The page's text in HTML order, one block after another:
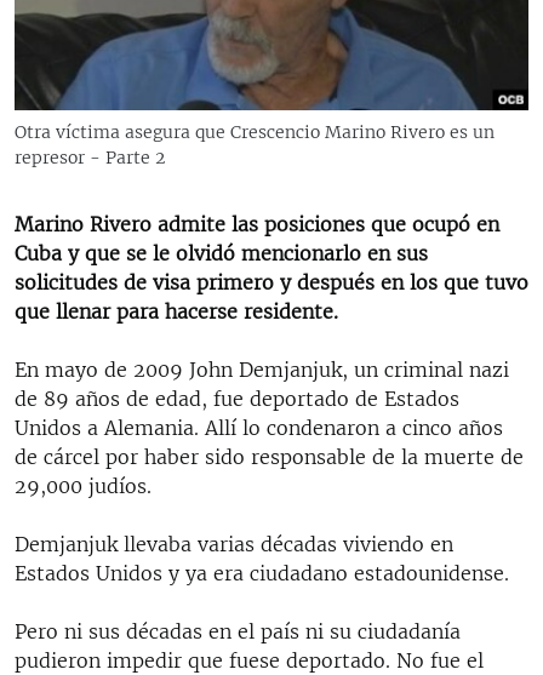
RADIO MARTÍ
ESPECIALES
ESPECIALES
LA REALIDAD DE LA VIVIENDA EN CUBA
LOS SANTOS DE HIALEAH
DESINFORMACIÓN RUSA EN AMÉRICA LATINA
LA INVASIÓN DE RUSIA A UCRANIA
MULTIMEDIA
EDITORIALES
SÍGUENOS
Otra víctima asegura que Crescencio Marino Rivero es un
represor - Parte 2
Marino Rivero admite las posiciones que ocupó en
Cuba y que se le olvidó mencionarlo en sus
solicitudes de visa primero y después en los que tuvo
que llenar para hacerse residente.
En mayo de 2009 John Demjanjuk, un criminal nazi
de 89 años de edad, fue deportado de Estados
Unidos a Alemania. Allí lo condenaron a cinco años
de cárcel por haber sido responsable de la muerte de
29,000 judíos.
Demjanjuk llevaba varias décadas viviendo en
Estados Unidos y ya era ciudadano estadounidense.
Pero ni sus décadas en el país ni su ciudadanía
pudieron impedir que fuese deportado. No fue el